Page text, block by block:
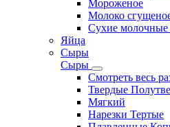
Мороженое
Молоко
Сухие молочные
Яйца
Сыры
Сыры
Смотреть весь
Твердые
Мягкий
Нарезки Тертые